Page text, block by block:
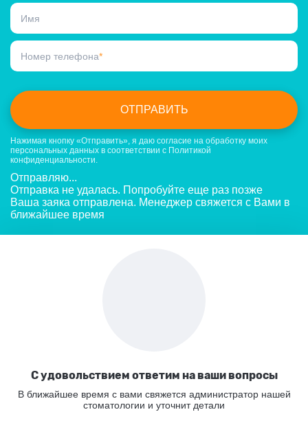
Имя
Номер телефона*
ОТПРАВИТЬ
Нажимая кнопку «Отправить», я даю согласие на обработку моих
персональных данных в соответствии c Политикой
конфиденциальности.
Отправляю...
Отправка не удалась. Попробуйте еще раз позже
Ваша заяка отправлена. Менеджер свяжется с Вами в
ближайшее время
С удовольствием ответим на ваши вопросы
В ближайшее время с вами свяжется администратор нашей
стоматологии и уточнит детали